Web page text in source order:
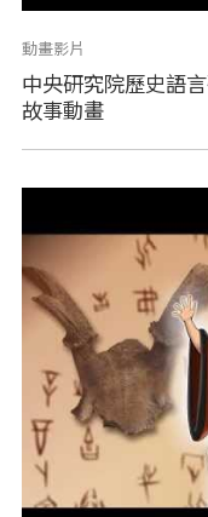
動畫影片
中央研究院歷史語
故事動畫